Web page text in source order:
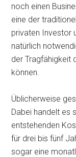
noch einen
eine der
privaten Investor
natürlich
der Tragfähigkeit
können.
Üblicherweise
Dabei handelt es
entstehenden
für drei bis fünf
sogar eine